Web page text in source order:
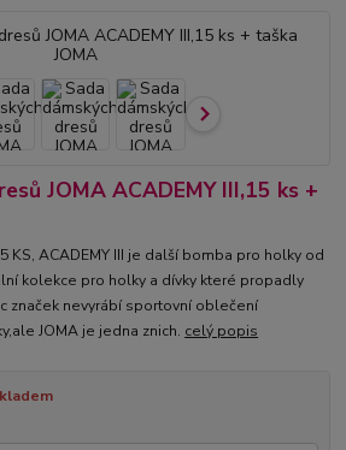
JOMA ACADEMY III,15 ks +
KS, ACADEMY III je další bomba pro holky od
kolekce pro holky a dívky které propadly
značek nevyrábí sportovní oblečení
JOMA je jedna znich. celý popis